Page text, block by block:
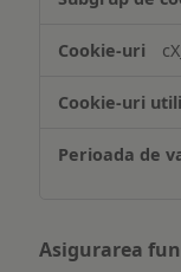
și/sau
informațiilor
pe
dispozitiv
Asigurarea